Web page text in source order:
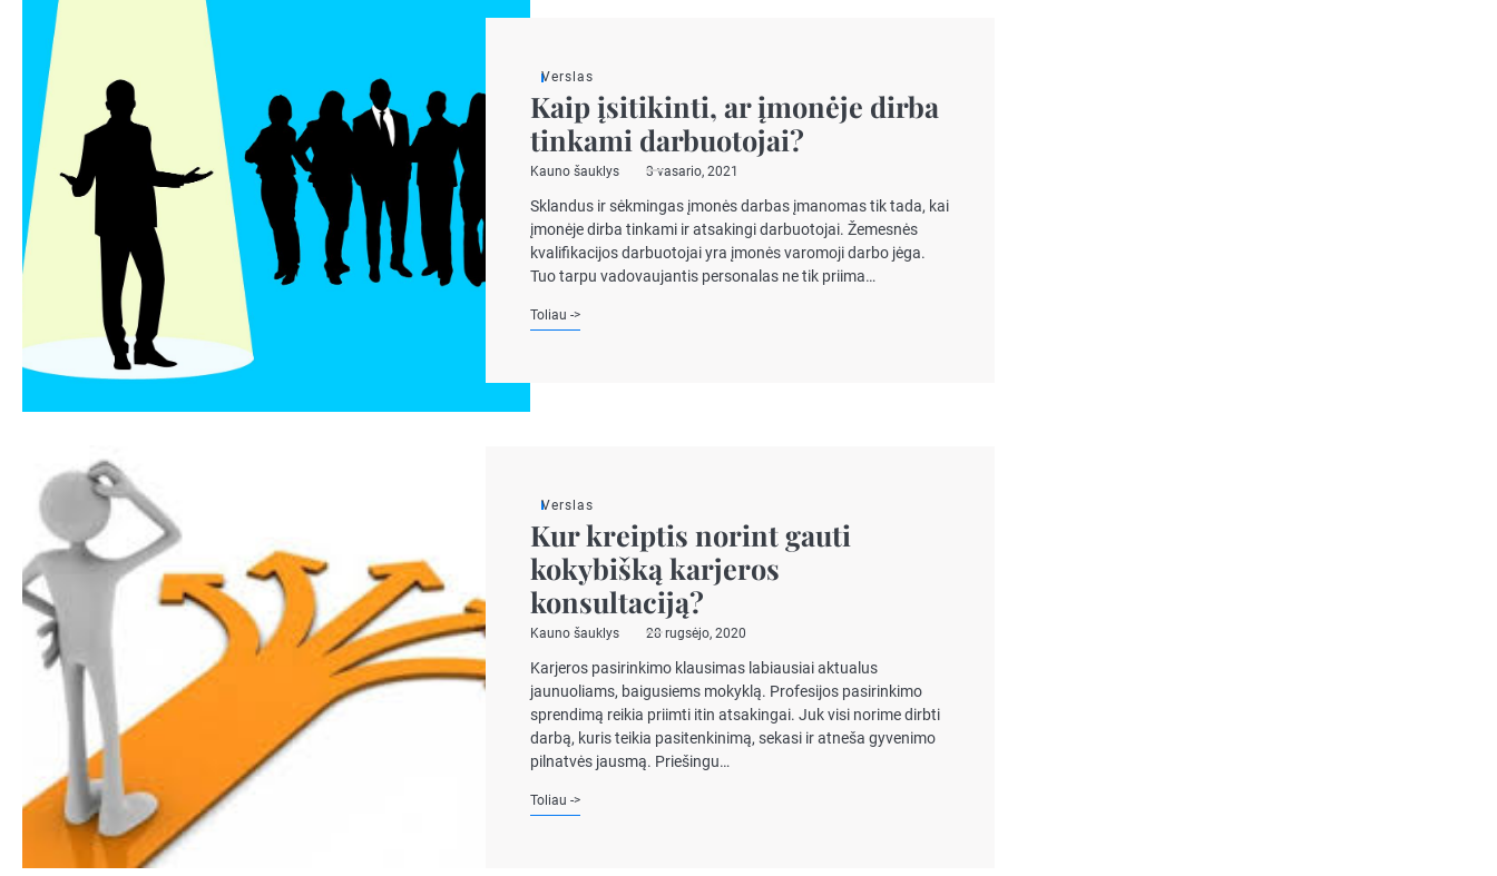
Verslas
Kaip įsitikinti, ar įmonėje dirba
tinkami darbuotojai?
Kauno šauklys 3 vasario, 2021
Sklandus ir sėkmingas įmonės darbas įmanomas tik tada, kai
įmonėje dirba tinkami ir atsakingi darbuotojai. Žemesnės
kvalifikacijos darbuotojai yra įmonės varomoji darbo jėga.
Tuo tarpu vadovaujantis personalas ne tik priima…
Toliau ->
Verslas
Kur kreiptis norint gauti
kokybišką karjeros
konsultaciją?
Kauno šauklys 28 rugsėjo, 2020
Karjeros pasirinkimo klausimas labiausiai aktualus
jaunuoliams, baigusiems mokyklą. Profesijos pasirinkimo
sprendimą reikia priimti itin atsakingai. Juk visi norime dirbti
darbą, kuris teikia pasitenkinimą, sekasi ir atneša gyvenimo
pilnatvės jausmą. Priešingu…
Toliau ->